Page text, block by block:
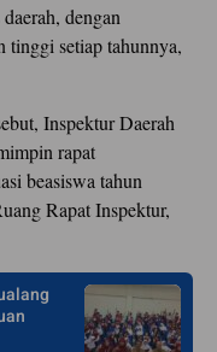
dengan
tinggi setiap tahunnya,
Inspektur Daerah
rapat
beasiswa tahun
Rapat Inspektur,